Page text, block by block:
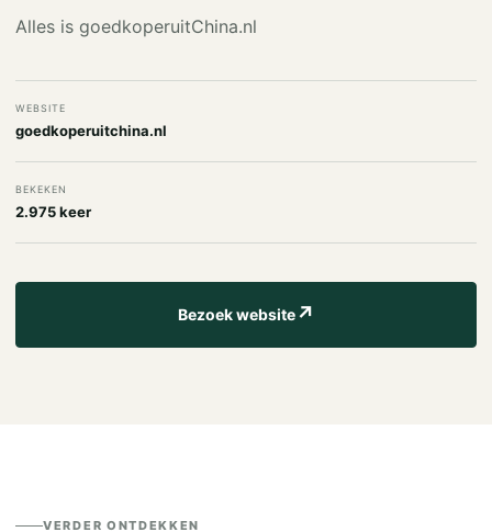
Alles is goedkoperuitChina.nl
WEBSITE
goedkoperuitchina.nl
BEKEKEN
2.975 keer
Bezoek website↗
VERDER ONTDEKKEN